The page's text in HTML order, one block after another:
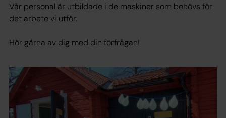
Vår personal är utbildade i de maskiner som behövs för
det arbete vi utför.
Hör gärna av dig med din förfrågan!